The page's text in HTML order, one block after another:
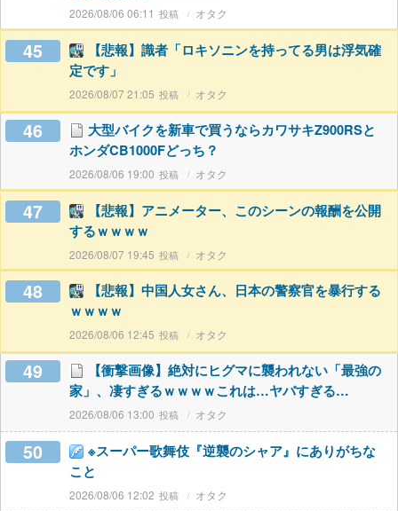
2026/08/06 06:11 オタク
45
【悲報】識者「ロキソニンを持ってる男は浮気確
定です」
2026/08/07 21:05 オタク
46
大型バイクを新車で買うならカワサキZ900RSと
ホンダCB1000Fどっち？
2026/08/06 19:00 オタク
47
【悲報】アニメーター、このシーンの報酬を公開
するｗｗｗｗ
2026/08/07 19:45 オタク
48
【悲報】中国人女さん、日本の警察官を暴行する
ｗｗｗｗ
2026/08/06 12:45 オタク
49
【衝撃画像】絶対にヒグマに襲われない「最強の
家」、凄すぎるｗｗｗｗこれは…ヤバすぎる…
2026/08/06 13:00 オタク
50
※スーパー歌舞伎『逆襲のシャア』にありがちな
こと
2026/08/06 12:02 オタク